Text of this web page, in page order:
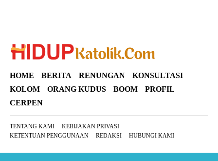
HOME BERITA RENUNGAN
KONSULTASI
KOLOM
ORANG KUDUS BOOM
PROFIL
CERPEN
TENTANG KAMI
KEBIJAKAN PRIVASI
KETENTUAN PENGGUNAAN
REDAKSI HUBUNGI KAMI